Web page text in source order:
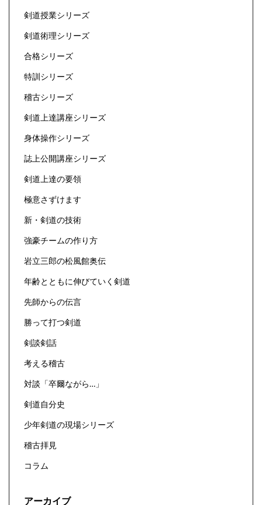
剣道授業シリーズ
剣道術理シリーズ
合格シリーズ
特訓シリーズ
稽古シリーズ
剣道上達講座シリーズ
身体操作シリーズ
誌上公開講座シリーズ
剣道上達の要領
極意さずけます
新・剣道の技術
強豪チームの作り方
岩立三郎の松風館奥伝
年齢とともに伸びていく剣道
先師からの伝言
勝って打つ剣道
剣談剣話
考える稽古
対談「卒爾ながら…」
剣道自分史
少年剣道の現場シリーズ
稽古拝見
コラム
アーカイブ